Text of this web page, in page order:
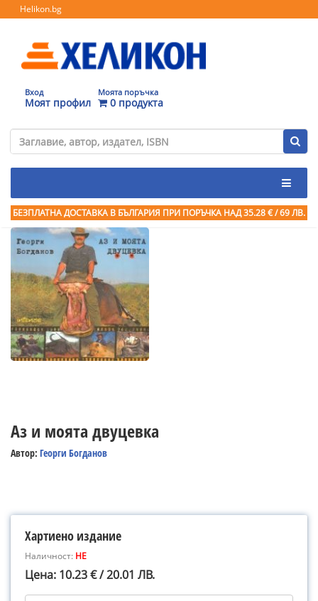
Helikon.bg
Вход
Моят профил
Моята поръчка
0 продукта
БЕЗПЛАТНА ДОСТАВКА В БЪЛГАРИЯ ПРИ ПОРЪЧКА НАД 35.28 € / 69 ЛВ.
Аз и моята двуцевка
Автор: Георги Богданов
Хартиено издание
Наличност: НЕ
Цена: 10.23 € / 20.01 ЛВ.